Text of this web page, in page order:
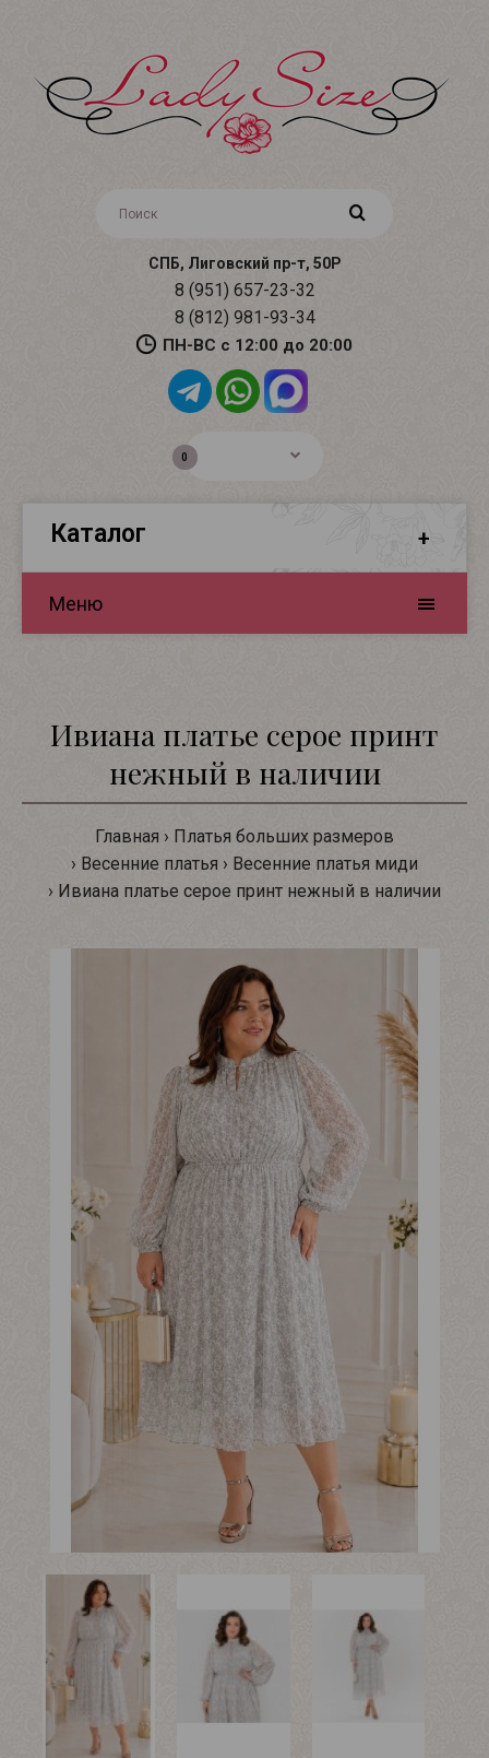
СПБ, Лиговский пр-т, 50Р
8 (951) 657-23-32
8 (812) 981-93-34
ПН-ВС с 12:00 до 20:00
0
Каталог
Меню
Ивиана платье серое принт
нежный в наличии
Главная
Платья больших размеров
Весенние платья
Весенние платья миди
Ивиана платье серое принт нежный в наличии